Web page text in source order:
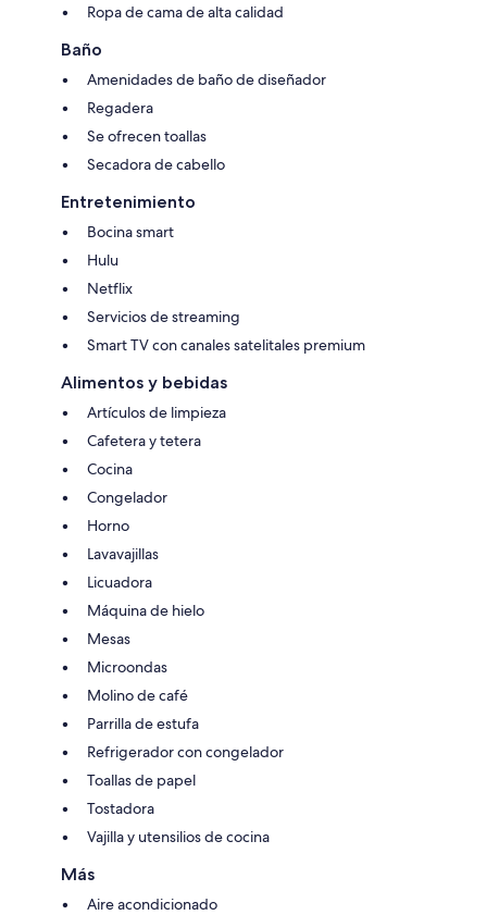
Ropa de cama de alta calidad
Baño
Amenidades de baño de diseñador
Regadera
Se ofrecen toallas
Secadora de cabello
Entretenimiento
Bocina smart
Hulu
Netflix
Servicios de streaming
Smart TV con canales satelitales premium
Alimentos y bebidas
Artículos de limpieza
Cafetera y tetera
Cocina
Congelador
Horno
Lavavajillas
Licuadora
Máquina de hielo
Mesas
Microondas
Molino de café
Parrilla de estufa
Refrigerador con congelador
Toallas de papel
Tostadora
Vajilla y utensilios de cocina
Más
Aire acondicionado